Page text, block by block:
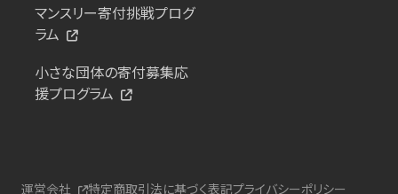
マンスリー寄付挑戦プログ
ラム
小さな団体の寄付募集応
援プログラム
運営会社 特定商取引法に基づく表記プライバシーポリシー